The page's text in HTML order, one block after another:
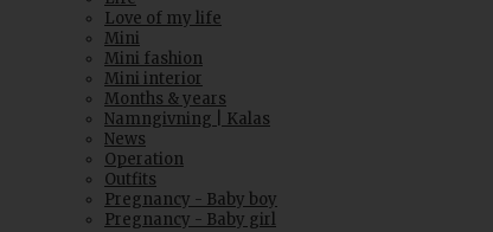
Love of my life
Mini
Mini fashion
Mini interior
Months & years
Namngivning | Kalas
News
Operation
Outfits
Pregnancy - Baby boy
Pregnancy - Baby girl